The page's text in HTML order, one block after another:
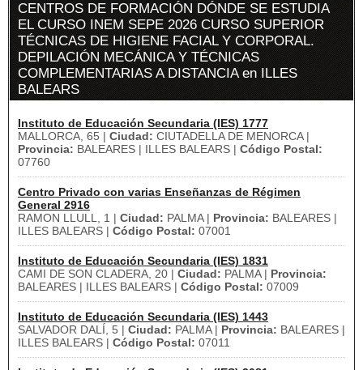
CENTROS DE FORMACIÓN DÓNDE SE ESTUDIA
EL CURSO INEM SEPE 2026 CURSO SUPERIOR
TÉCNICAS DE HIGIENE FACIAL Y CORPORAL.
DEPILACIÓN MECÁNICA Y TÉCNICAS
COMPLEMENTARIAS A DISTANCIA en ILLES
BALEARS
Instituto de Educación Secundaria (IES) 1777
MALLORCA, 65 | Ciudad: CIUTADELLA DE MENORCA |
Provincia: BALEARES | ILLES BALEARS | Código Postal:
07760
Centro Privado con varias Enseñanzas de Régimen
General 2916
RAMON LLULL, 1 | Ciudad: PALMA | Provincia: BALEARES |
ILLES BALEARS | Código Postal: 07001
Instituto de Educación Secundaria (IES) 1831
CAMI DE SON CLADERA, 20 | Ciudad: PALMA | Provincia:
BALEARES | ILLES BALEARS | Código Postal: 07009
Instituto de Educación Secundaria (IES) 1443
SALVADOR DALÍ, 5 | Ciudad: PALMA | Provincia: BALEARES |
ILLES BALEARS | Código Postal: 07011